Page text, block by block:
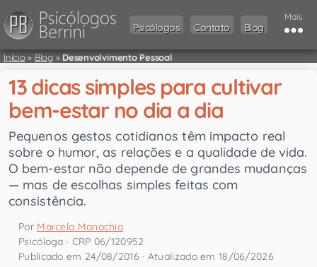
Psicólogos Contato Blog
Mais
Início» Blog» Desenvolvimento Pessoal
13 dicas simples para cultivar
bem-estar no dia a dia
Pequenos gestos cotidianos têm impacto real
sobre o humor, as relações e a qualidade de vida.
O bem-estar não depende de grandes mudanças
— mas de escolhas simples feitas com
consistência.
Por Marcela Manochio
Psicóloga · CRP 06/120952
Publicado em 24/08/2016 · Atualizado em 18/06/2026